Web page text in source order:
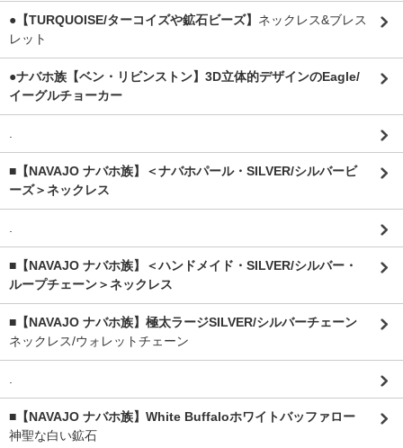
●【TURQUOISE/ターコイズや鉱石ビーズ】 ネックレス&ブレス
レット
●ナバホ族【ベン・リビンストン】3D立体的デザインのEagle/
イーグルチョーカー
.
■【NAVAJO ナバホ族】＜ナバホパール・SILVER/シルバービ
ーズ＞ネックレス
.
■【NAVAJO ナバホ族】＜ハンドメイド・SILVER/シルバー・
ループチェーン＞ネックレス
■【NAVAJO ナバホ族】極太ラージSILVER/シルバーチェーン
ネックレス/ウォレットチェーン
.
■【NAVAJO ナバホ族】White Buffaloホワイトバッファロー
神聖な白い鉱石